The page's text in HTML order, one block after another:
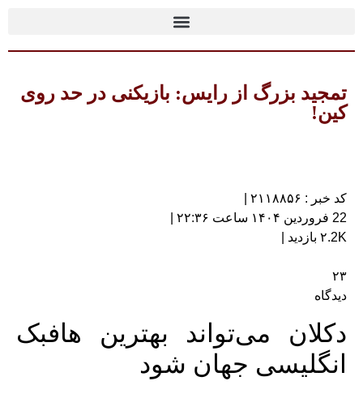
تمجید بزرگ از رایس: بازیکنی در حد روی
کین!
کد خبر : ۲۱۱۸۸۵۶ |
22 فروردین ۱۴۰۴ ساعت ۲۲:۳۶ |
۲.2K بازدید |
۲۳
دیدگاه
دکلان می‌تواند بهترین هافبک
انگلیسی جهان شود